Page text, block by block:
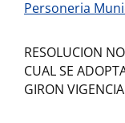
Personeria
RESOLUCION
CUAL SE
GIRON